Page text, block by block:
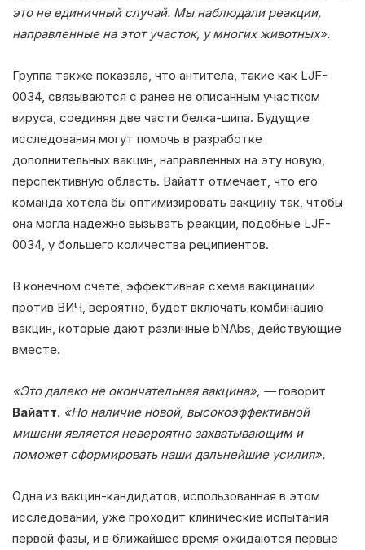
это не единичный случай. Мы наблюдали реакции,
направленные на этот участок, у многих животных».
Группа также показала, что антитела, такие как LJF-
0034, связываются с ранее не описанным участком
вируса, соединяя две части белка-шипа. Будущие
исследования могут помочь в разработке
дополнительных вакцин, направленных на эту новую,
перспективную область. Вайатт отмечает, что его
команда хотела бы оптимизировать вакцину так, чтобы
она могла надежно вызывать реакции, подобные LJF-
0034, у большего количества реципиентов.
В конечном счете, эффективная схема вакцинации
против ВИЧ, вероятно, будет включать комбинацию
вакцин, которые дают различные bNAbs, действующие
вместе.
«Это далеко не окончательная вакцина», —говорит
Вайатт. «Но наличие новой, высокоэффективной
мишени является невероятно захватывающим и
поможет сформировать наши дальнейшие усилия».
Одна из вакцин-кандидатов, использованная в этом
исследовании, уже проходит клинические испытания
первой фазы, и в ближайшее время ожидаются первые